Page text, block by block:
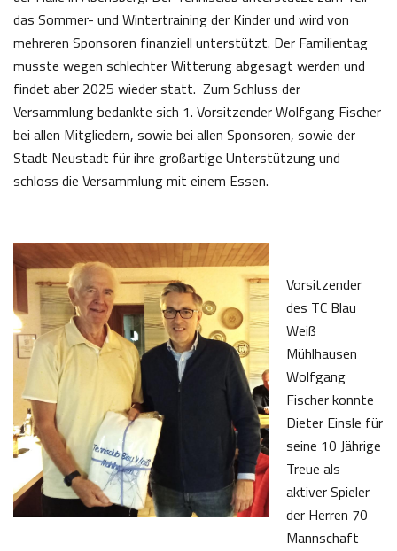
das Sommer- und Wintertraining der Kinder und wird von
mehreren Sponsoren finanziell unterstützt. Der Familientag
musste wegen schlechter Witterung abgesagt werden und
findet aber 2025 wieder statt. Zum Schluss der
Versammlung bedankte sich 1. Vorsitzender Wolfgang Fischer
bei allen Mitgliedern, sowie bei allen Sponsoren, sowie der
Stadt Neustadt für ihre großartige Unterstützung und
schloss die Versammlung mit einem Essen.
Vorsitzender
des TC Blau
Weiß
Mühlhausen
Wolfgang
Fischer konnte
Dieter Einsle für
seine 10 Jährige
Treue als
aktiver Spieler
der Herren 70
Mannschaft